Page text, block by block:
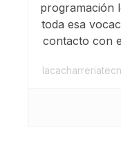
programación
toda esa
contacto con